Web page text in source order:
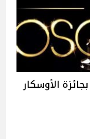
الأوسكار